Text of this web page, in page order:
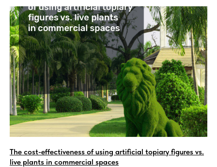
The cost-effectiveness of using artificial topiary figures vs.
live plants in commercial spaces